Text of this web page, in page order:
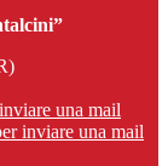
una mail
inviare una mail